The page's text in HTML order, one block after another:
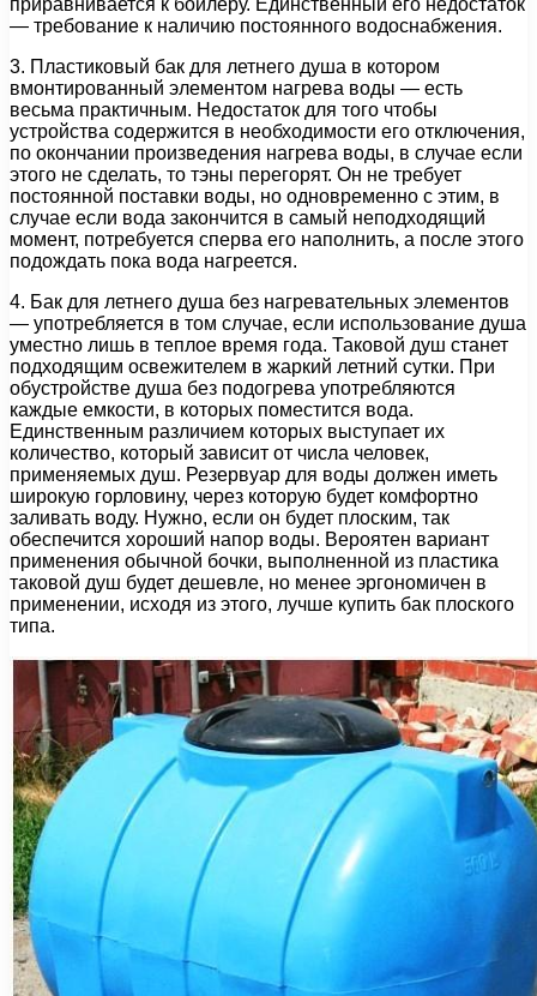
— требование к наличию постоянного водоснабжения.
3. Пластиковый бак для летнего душа в котором
вмонтированный элементом нагрева воды — есть
весьма практичным. Недостаток для того чтобы
устройства содержится в необходимости его отключения,
по окончании произведения нагрева воды, в случае если
этого не сделать, то тэны перегорят. Он не требует
постоянной поставки воды, но одновременно с этим, в
случае если вода закончится в самый неподходящий
момент, потребуется сперва его наполнить, а после этого
подождать пока вода нагреется.
4. Бак для летнего душа без нагревательных элементов
— употребляется в том случае, если использование душа
уместно лишь в теплое время года. Таковой душ станет
подходящим освежителем в жаркий летний сутки. При
обустройстве душа без подогрева употребляются
каждые емкости, в которых поместится вода.
Единственным различием которых выступает их
количество, который зависит от числа человек,
применяемых душ. Резервуар для воды должен иметь
широкую горловину, через которую будет комфортно
заливать воду. Нужно, если он будет плоским, так
обеспечится хороший напор воды. Вероятен вариант
применения обычной бочки, выполненной из пластика
таковой душ будет дешевле, но менее эргономичен в
применении, исходя из этого, лучше купить бак плоского
типа.